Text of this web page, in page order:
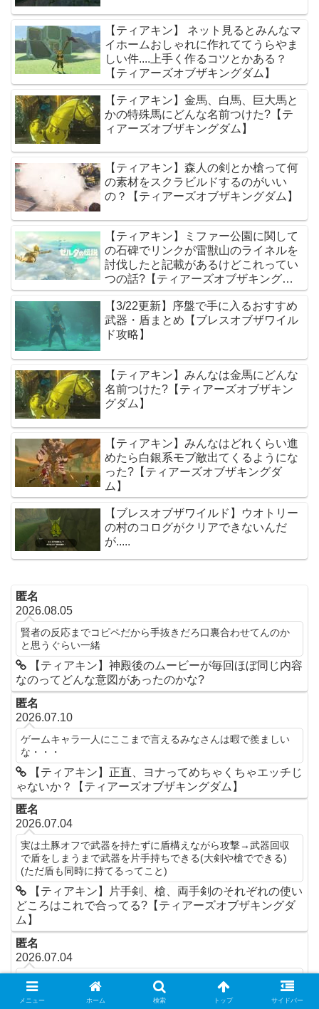
【ティアキン】 ネット見るとみんなマ
イホームおしゃれに作れててうらやま
しい件....上手く作るコツとかある？
【ティアーズオブザキングダム】
【ティアキン】金馬、白馬、巨大馬と
かの特殊馬にどんな名前つけた?【テ
ィアーズオブザキングダム】
【ティアキン】森人の剣とか槍って何
の素材をスクラビルドするのがいい
の？【ティアーズオブザキングダム】
【ティアキン】ミファー公園に関して
の石碑でリンクが雷獣山のライネルを
討伐したと記載があるけどこれってい
つの話?【ティアーズオブザキングダ
ム】
【3/22更新】序盤で手に入るおすすめ
武器・盾まとめ【ブレスオブザワイル
ド攻略】
【ティアキン】みんなは金馬にどんな
名前つけた?【ティアーズオブザキン
グダム】
【ティアキン】みんなはどれくらい進
めたら白銀系モブ敵出てくるようにな
った?【ティアーズオブザキングダ
ム】
【ブレスオブザワイルド】ウオトリー
の村のコログがクリアできないんだ
が.....
匿名
2026.08.05
賢者の反応までコピペだから手抜きだろ口裏合わせてんのか
と思うぐらい一緒
【ティアキン】神殿後のムービーが毎回ほぼ同じ内容
なのってどんな意図があったのかな?
匿名
2026.07.10
ゲームキャラ一人にここまで言えるみなさんは暇で羨ましい
な・・・
【ティアキン】正直、ヨナってめちゃくちゃエッチじ
ゃないか？【ティアーズオブザキングダム】
匿名
2026.07.04
実は土豚オフで武器を持たずに盾構えながら攻撃→武器回収
で盾をしまうまで武器を片手持ちできる(大剣や槍でできる)
(ただ盾も同時に持てるってこと)
【ティアキン】片手剣、槍、両手剣のそれぞれの使い
どころはこれで合ってる?【ティアーズオブザキングダ
ム】
匿名
2026.07.04
パラセールなしで祠コンプリートは可能。 リトの祠は爆弾
盾、ロケット立て、グライド装備(2回強化)ありで。
メニュー ホーム 検索 トップ サイドバー